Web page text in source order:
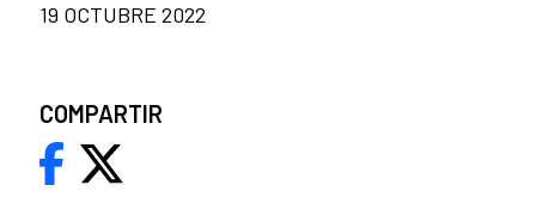
19 OCTUBRE 2022
COMPARTIR